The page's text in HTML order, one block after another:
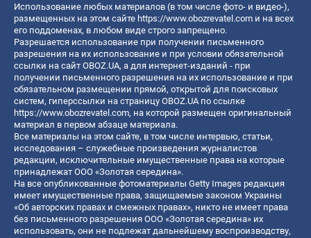
Использование любых материалов (в том числе фото- и видео-),
размещенных на этом сайте https://www.obozrevatel.com и на всех
его поддоменах, в любом виде строго запрещено.
Разрешается использование при получении письменного
разрешения на их использование и при условии обязательной
ссылки на сайт OBOZ.UA, а для интернет-изданий - при
получении письменного разрешения на их использование и при
обязательном размещении прямой, открытой для поисковых
систем, гиперссылки на страницу OBOZ.UA по ссылке
https://www.obozrevatel.com, на которой размещен оригинальный
материал в первом абзаце материала.
Все материалы на этом сайте, в том числе интервью, статьи,
исследования – служебные произведения журналистов
редакции, исключительные имущественные права на которые
принадлежат ООО «Золотая середина».
На все опубликованные фотоматериалы Getty Images редакция
имеет имущественные права, защищаемые законом Украины
«Об авторских правах и смежных правах», никто не имеет права
без письменного разрешения ООО «Золотая середина» их
использовать, они не подлежат дальнейшему воспроизводству,